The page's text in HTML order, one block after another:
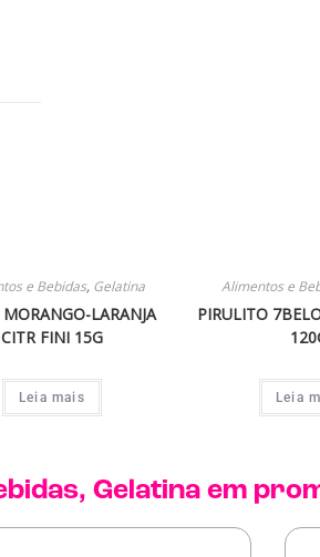
e Bebidas, Gelatina
LARANJA
CITR FINI 15G
Leia mais
Alimentos e
PIRULITO
Leia
, Gelatina em